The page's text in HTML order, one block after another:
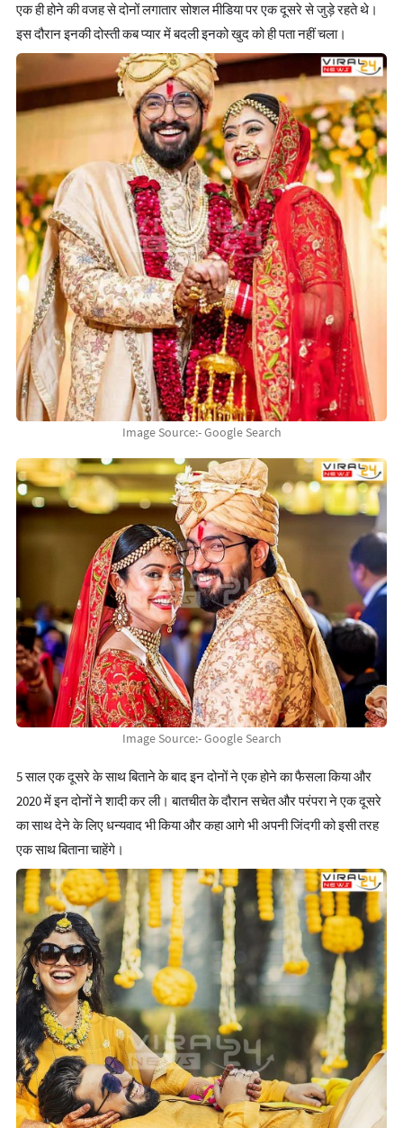
एक ही होने की वजह से दोनों लगातार सोशल मीडिया पर एक दूसरे से जुड़े रहते थे।
इस दौरान इनकी दोस्ती कब प्यार में बदली इनको खुद को ही पता नहीं चला।
Image Source:- Google Search
Image Source:- Google Search
5 साल एक दूसरे के साथ बिताने के बाद इन दोनों ने एक होने का फैसला किया और
2020 में इन दोनों ने शादी कर ली। बातचीत के दौरान सचेत और परंपरा ने एक दूसरे
का साथ देने के लिए धन्यवाद भी किया और कहा आगे भी अपनी जिंदगी को इसी तरह
एक साथ बिताना चाहेंगे।